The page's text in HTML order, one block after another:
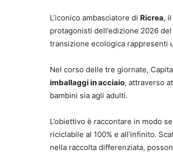
L’iconico ambasciatore di Ricrea,
protagonisti dell’edizione 2026
transizione ecologica rappresenti
Nel corso delle tre giornate,
imballaggi in acciaio, attraverso
bambini sia agli adulti.
L’obiettivo è raccontare in modo
riciclabile al 100% e all’infinito.
nella raccolta differenziata,